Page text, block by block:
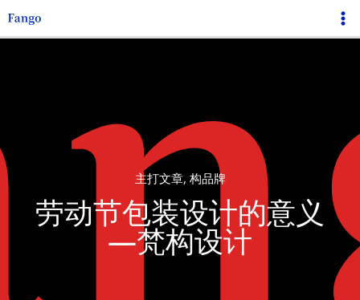
跳
至
主打文章, 构品牌
劳动节包装设计的意义
—梵构设计